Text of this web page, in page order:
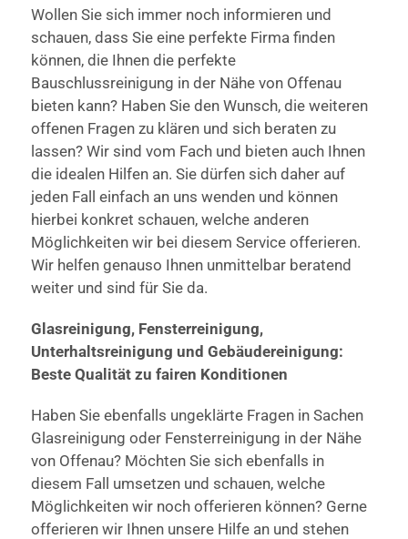
Wollen Sie sich immer noch informieren und
schauen, dass Sie eine perfekte Firma finden
können, die Ihnen die perfekte
Bauschlussreinigung in der Nähe von Offenau
bieten kann? Haben Sie den Wunsch, die weiteren
offenen Fragen zu klären und sich beraten zu
lassen? Wir sind vom Fach und bieten auch Ihnen
die idealen Hilfen an. Sie dürfen sich daher auf
jeden Fall einfach an uns wenden und können
hierbei konkret schauen, welche anderen
Möglichkeiten wir bei diesem Service offerieren.
Wir helfen genauso Ihnen unmittelbar beratend
weiter und sind für Sie da.
Glasreinigung, Fensterreinigung,
Unterhaltsreinigung und Gebäudereinigung:
Beste Qualität zu fairen Konditionen
Haben Sie ebenfalls ungeklärte Fragen in Sachen
Glasreinigung oder Fensterreinigung in der Nähe
von Offenau? Möchten Sie sich ebenfalls in
diesem Fall umsetzen und schauen, welche
Möglichkeiten wir noch offerieren können? Gerne
offerieren wir Ihnen unsere Hilfe an und stehen